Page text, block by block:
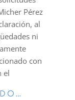
Pérez
al
ni
con
el